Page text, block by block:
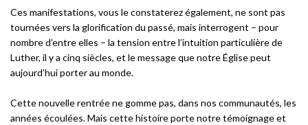
Ces manifestations, vous le constaterez également, ne sont pas
tournées vers la glorification du passé, mais interrogent – pour
nombre d’entre elles – la tension entre l’intuition particulière de
Luther, il y a cinq siècles, et le message que notre Église peut
aujourd’hui porter au monde.
Cette nouvelle rentrée ne gomme pas, dans nos communautés, les
années écoulées. Mais cette histoire porte notre témoignage et